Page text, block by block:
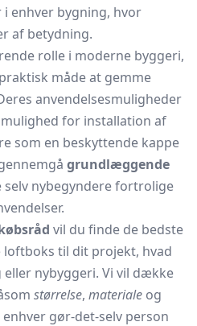
enhver bygning, hvor
af betydning.
rolle i moderne byggeri,
måde at gemme
anvendelsesmuligheder
for installation af
som en beskyttende kappe
grundlæggende
selv nybegyndere fortrolige
vil du finde de bedste
til dit projekt, hvad
nybyggeri. Vi vil dække
størrelse, materiale og
enhver gør-det-selv person